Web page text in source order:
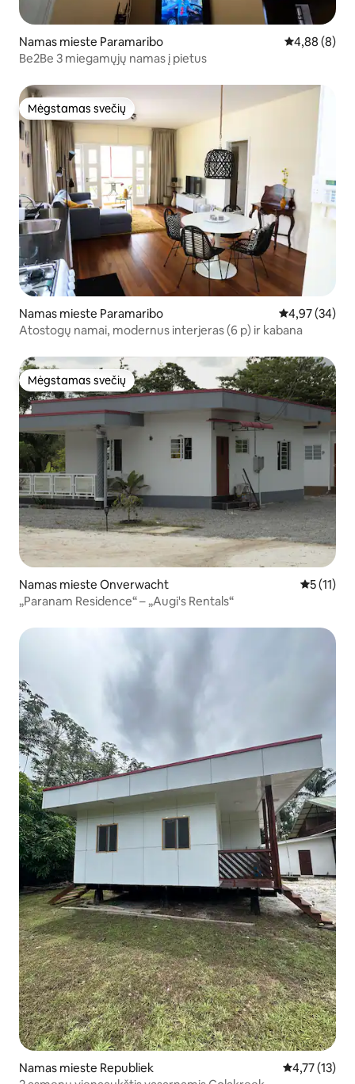
Namas mieste Paramaribo Vidutinis
4,88 (8)
Be2Be 3 miegamųjų namas į pietus
Mėgstamas svečių
Mėgstamas svečių
Namas mieste Paramaribo Vidutinis
4,97 (34)
Atostogų namai, modernus interjeras (6 p) ir kabana
Mėgstamas svečių
Mėgstamas svečių
Namas mieste Onverwacht Vidutinis
5 (11)
„Paranam Residence“ – „Augi's Rentals“
Namas mieste Republiek Vidutinis
4,77 (13)